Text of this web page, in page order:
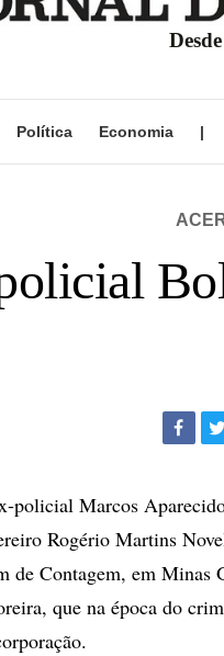
Política Economia |
policial Marcos
Rogério Martins
de Contagem, em
que na época do